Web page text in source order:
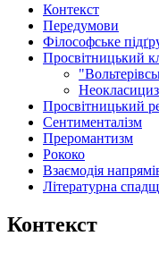
Контекст
Передумови
Філософське
Просвітницький
Просвітницький
Сентименталізм
Преромантизм
Рококо
Взаємодія
Літературна
Контекст